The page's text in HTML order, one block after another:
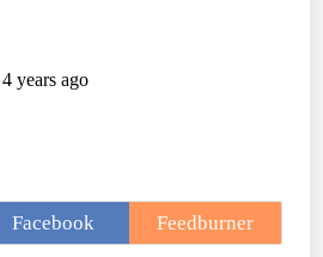
Facebook Feedburner